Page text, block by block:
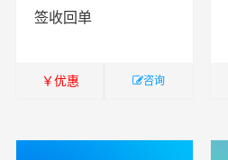
签收回单
￥优惠 咨询